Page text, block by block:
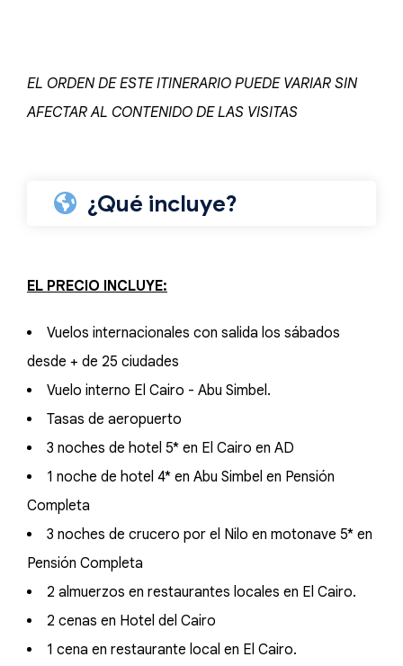
EL ORDEN DE ESTE ITINERARIO PUEDE VARIAR SIN
AFECTAR AL CONTENIDO DE LAS VISITAS
¿Qué incluye?
EL PRECIO INCLUYE:
Vuelos internacionales con salida los sábados
desde + de 25 ciudades
Vuelo interno El Cairo - Abu Simbel.
Tasas de aeropuerto
3 noches de hotel 5* en El Cairo en AD
1 noche de hotel 4* en Abu Simbel en Pensión
Completa
3 noches de crucero por el Nilo en motonave 5* en
Pensión Completa
2 almuerzos en restaurantes locales en El Cairo.
2 cenas en Hotel del Cairo
1 cena en restaurante local en El Cairo.